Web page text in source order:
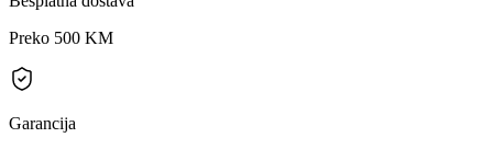
Preko 500 KM
Garancija